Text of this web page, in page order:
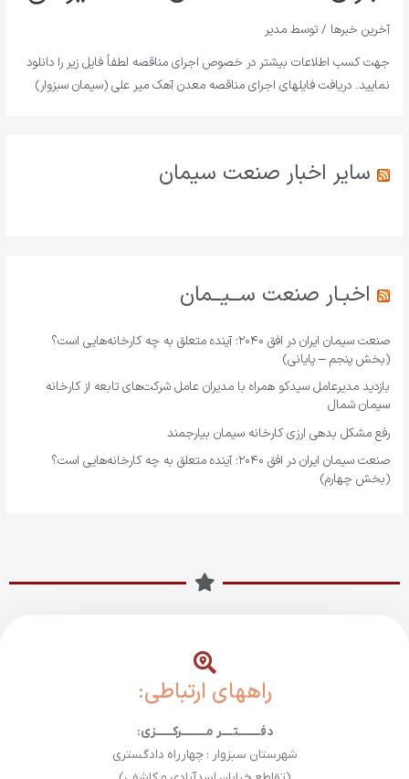
آخرین خبرها / توسطمدیر
جهت کسب اطلاعات بیشتر در خصوص اجرای مناقصه لطفاً فایل زیر را دانلود
نمایید. دریافت فایلهای اجرای مناقصه معدن آهک میر علی (سیمان سبزوار)
سایر اخبار صنعت سیمان
اخبـار صنعت ســیــمان
صنعت سیمان ایران در افق ۲۰۴۰؛ آینده متعلق به چه کارخانه‌هایی است؟
(بخش پنجم – پایانی)
بازدید مدیرعامل سیدکو همراه با مدیران عامل شرکت‌های تابعه از کارخانه
سیمان شمال
رفع مشکل بدهی ارزی کارخانه سیمان بیارجمند
صنعت سیمان ایران در افق ۲۰۴۰؛ آینده متعلق به چه کارخانه‌هایی است؟
(بخش چهارم)
راههای ارتباطی:
دفــــــــتــــر مـــــــــرکــــــزی:
شهرستان سبزوار ؛ چهارراه دادگستری